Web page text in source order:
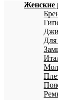
Женские
Для